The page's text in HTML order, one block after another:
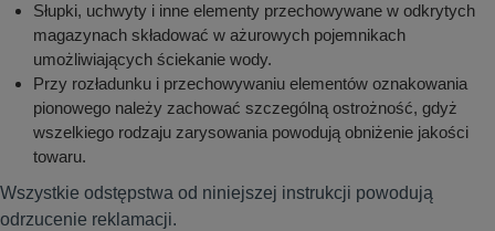
Słupki, uchwyty i inne elementy przechowywane w odkrytych
magazynach składować w ażurowych pojemnikach
umożliwiających ściekanie wody.
Przy rozładunku i przechowywaniu elementów oznakowania
pionowego należy zachować szczególną ostrożność, gdyż
wszelkiego rodzaju zarysowania powodują obniżenie jakości
towaru.
Wszystkie odstępstwa od niniejszej instrukcji powodują
odrzucenie reklamacji.